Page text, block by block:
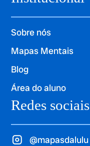
Sobre nós
Mapas Mentais
Blog
Área do aluno
Redes sociais
@mapasdalulu